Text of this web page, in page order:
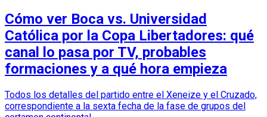
Cómo ver Boca vs. Universidad
Católica por la Copa Libertadores: qué
canal lo pasa por TV, probables
formaciones y a qué hora empieza
Todos los detalles del partido entre el Xeneize y el Cruzado,
correspondiente a la sexta fecha de la fase de grupos del